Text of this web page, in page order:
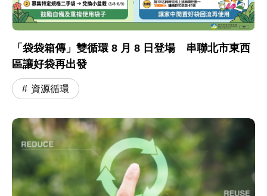
「袋袋箱傳」雙循環 8 月 8 日登場 串聯北市東西
區讓好袋再出發
資源循環